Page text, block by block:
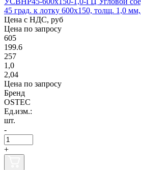
45 град. к лотку 600х150, толщ. 1,0
Цена с НДС, руб
Цена по запросу
605
199.6
257
1,0
2,04
Цена по запросу
Бренд
OSTEC
Ед.изм.:
шт.
-
+